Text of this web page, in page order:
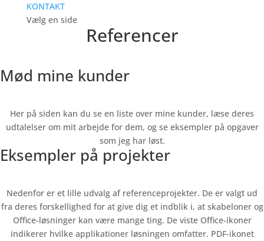
KONTAKT
Vælg en side
Referencer
Mød mine kunder
Her på siden kan du se en liste over mine kunder, læse deres
udtalelser om mit arbejde for dem, og se eksempler på opgaver
som jeg har løst.
Eksempler på projekter
Nedenfor er et lille udvalg af referenceprojekter. De er valgt ud
fra deres forskellighed for at give dig et indblik i, at skabeloner og
Office-løsninger kan være mange ting. De viste Office-ikoner
indikerer hvilke applikationer løsningen omfatter. PDF-ikonet